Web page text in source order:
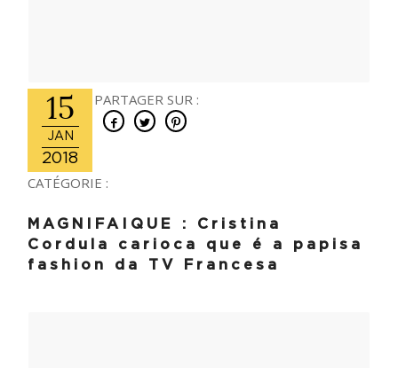
15
JAN
2018
PARTAGER SUR :
CATÉGORIE :
MAGNIFAIQUE : Cristina
Cordula carioca que é a papisa
fashion da TV Francesa